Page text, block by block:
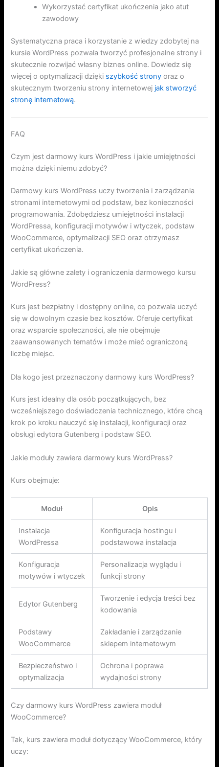
Wykorzystać certyfikat ukończenia jako atut
zawodowy
Systematyczna praca i korzystanie z wiedzy zdobytej na
kursie WordPress pozwala tworzyć profesjonalne strony i
skutecznie rozwijać własny biznes online. Dowiedz się
więcej o optymalizacji dzięki szybkość strony oraz o
skutecznym tworzeniu strony internetowej jak stworzyć
stronę internetową.
FAQ
Czym jest darmowy kurs WordPress i jakie umiejętności
można dzięki niemu zdobyć?
Darmowy kurs WordPress uczy tworzenia i zarządzania
stronami internetowymi od podstaw, bez konieczności
programowania. Zdobędziesz umiejętności instalacji
WordPressa, konfiguracji motywów i wtyczek, podstaw
WooCommerce, optymalizacji SEO oraz otrzymasz
certyfikat ukończenia.
Jakie są główne zalety i ograniczenia darmowego kursu
WordPress?
Kurs jest bezpłatny i dostępny online, co pozwala uczyć
się w dowolnym czasie bez kosztów. Oferuje certyfikat
oraz wsparcie społeczności, ale nie obejmuje
zaawansowanych tematów i może mieć ograniczoną
liczbę miejsc.
Dla kogo jest przeznaczony darmowy kurs WordPress?
Kurs jest idealny dla osób początkujących, bez
wcześniejszego doświadczenia technicznego, które chcą
krok po kroku nauczyć się instalacji, konfiguracji oraz
obsługi edytora Gutenberg i podstaw SEO.
Jakie moduły zawiera darmowy kurs WordPress?
Kurs obejmuje:
Moduł Opis
Instalacja
WordPressa
Konfiguracja hostingu i
podstawowa instalacja
Konfiguracja
motywów i wtyczek
Personalizacja wyglądu i
funkcji strony
Edytor Gutenberg
Tworzenie i edycja treści bez
kodowania
Podstawy
WooCommerce
Zakładanie i zarządzanie
sklepem internetowym
Bezpieczeństwo i
optymalizacja
Ochrona i poprawa
wydajności strony
Czy darmowy kurs WordPress zawiera moduł
WooCommerce?
Tak, kurs zawiera moduł dotyczący WooCommerce, który
uczy: